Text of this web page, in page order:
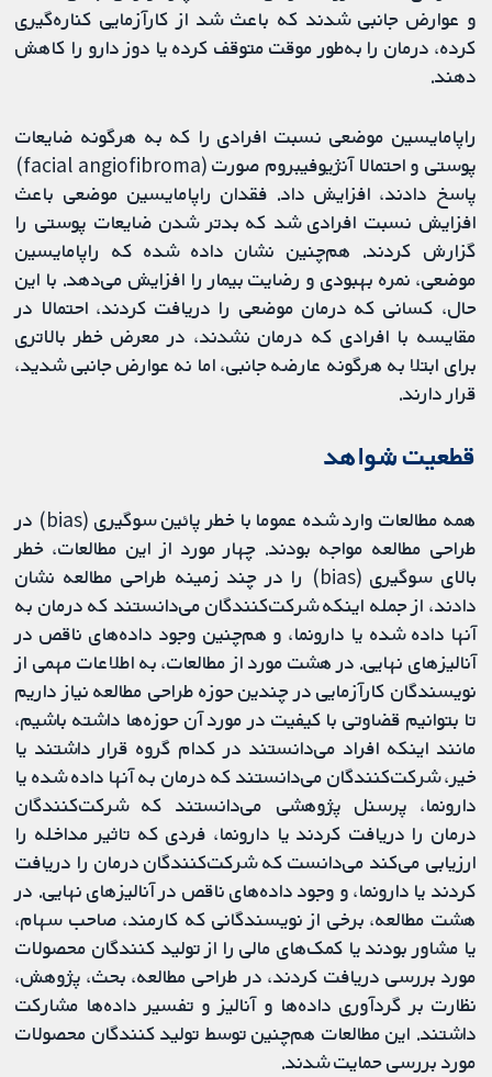
و عوارض جانبی شدند که باعث شد از کارآزمایی کناره‌گیری
کرده، درمان را به‌طور موقت متوقف کرده یا دوز دارو را کاهش
دهند.
راپامایسین موضعی نسبت افرادی را که به هرگونه ضایعات
پوستی و احتمالا آنژیوفیبروم صورت (facial angiofibroma)
پاسخ دادند، افزایش داد. فقدان راپامایسین موضعی باعث
افزایش نسبت افرادی شد که بدتر شدن ضایعات پوستی را
گزارش کردند. هم‌چنین نشان داده شده که راپامایسین
موضعی، نمره بهبودی و رضایت بیمار را افزایش می‌دهد. با این
حال، کسانی که درمان موضعی را دریافت کردند، احتمالا در
مقایسه با افرادی که درمان نشدند، در معرض خطر بالاتری
برای ابتلا به هرگونه عارضه جانبی، اما نه عوارض جانبی شدید،
قرار دارند.
قطعیت شواهد
همه مطالعات وارد شده عموما با خطر پائین سوگیری (bias) در
طراحی مطالعه مواجه بودند. چهار مورد از این مطالعات، خطر
بالای سوگیری (bias) را در چند زمینه طراحی مطالعه نشان
دادند، از جمله اینکه شرکت‌کنندگان می‌دانستند که درمان به
آنها داده شده یا دارونما، و هم‌چنین وجود داده‌های ناقص در
آنالیزهای نهایی. در هشت مورد از مطالعات، به اطلاعات مهمی از
نویسندگان کارآزمایی در چندین حوزه طراحی مطالعه نیاز داریم
تا بتوانیم قضاوتی با کیفیت در مورد آن حوزه‌ها داشته باشیم،
مانند اینکه افراد می‌دانستند در کدام گروه قرار داشتند یا
خیر، شرکت‏‌کنندگان می‌دانستند که درمان به آنها داده شده یا
دارونما، پرسنل پژوهشی می‌دانستند که شرکت‌کنندگان
درمان را دریافت کردند یا دارونما، فردی که تاثیر مداخله را
ارزیابی می‌کند می‌دانست که شرکت‌کنندگان درمان را دریافت
کردند یا دارونما، و وجود داده‌های ناقص در آنالیزهای نهایی. در
هشت مطالعه، برخی از نویسندگانی که کارمند، صاحب سهام،
یا مشاور بودند یا کمک‌های مالی را از تولید کنندگان محصولات
مورد بررسی دریافت کردند، در طراحی مطالعه، بحث، پژوهش،
نظارت بر گردآوری داده‌ها و آنالیز و تفسیر داده‌ها مشارکت
داشتند. این مطالعات هم‌چنین توسط تولید کنندگان محصولات
مورد بررسی حمایت شدند.